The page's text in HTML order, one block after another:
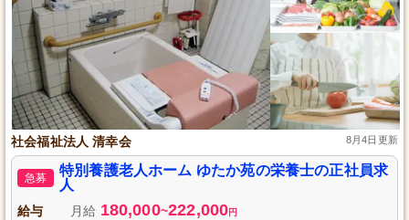
社会福祉法人 清幸会 8月4日更新
急募
特別養護老人ホーム ゆたか苑の栄養士の正社員求
人
給与 月給 180,000~222,000円